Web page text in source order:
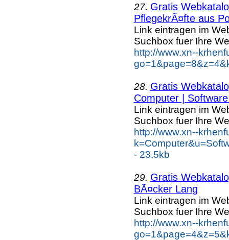
27. Gratis
PflegekrÃ¤fte aus
Link eintragen im
Suchbox fuer Ihre
http://www.xn--
28. Gratis
Computer |
Link eintragen im
Suchbox fuer Ihre
http://www.xn--
- 23.5kb
29. Gratis
BÃ¤cker Lang
Link eintragen im
Suchbox fuer Ihre
http://www.xn--